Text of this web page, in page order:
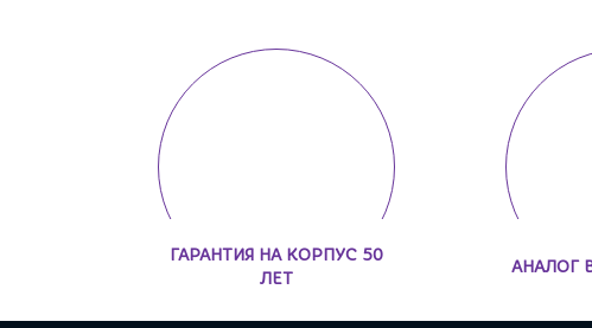
ГАРАНТИЯ НА КОРПУС 50
ЛЕТ
АНАЛОГ